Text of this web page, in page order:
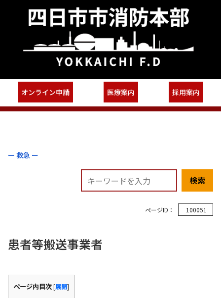
オンライン申請 医療案内 採用案内
ー 救急 ー
検索
ページID： 100051
患者等搬送事業者
ページ内目次[展開]